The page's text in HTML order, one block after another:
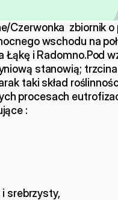
Czerwonka  zbiornik
wschodu na
Łąkę i Radomno.Pod
stanowią;
taki skład
procesach
:
srebrzysty,